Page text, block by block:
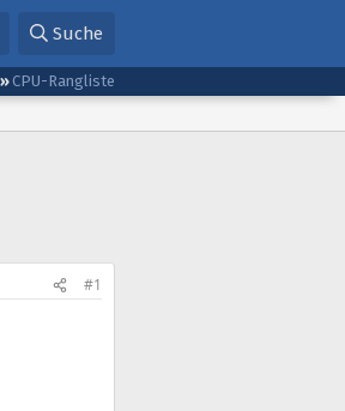
Suche
CPU-Rangliste
#1